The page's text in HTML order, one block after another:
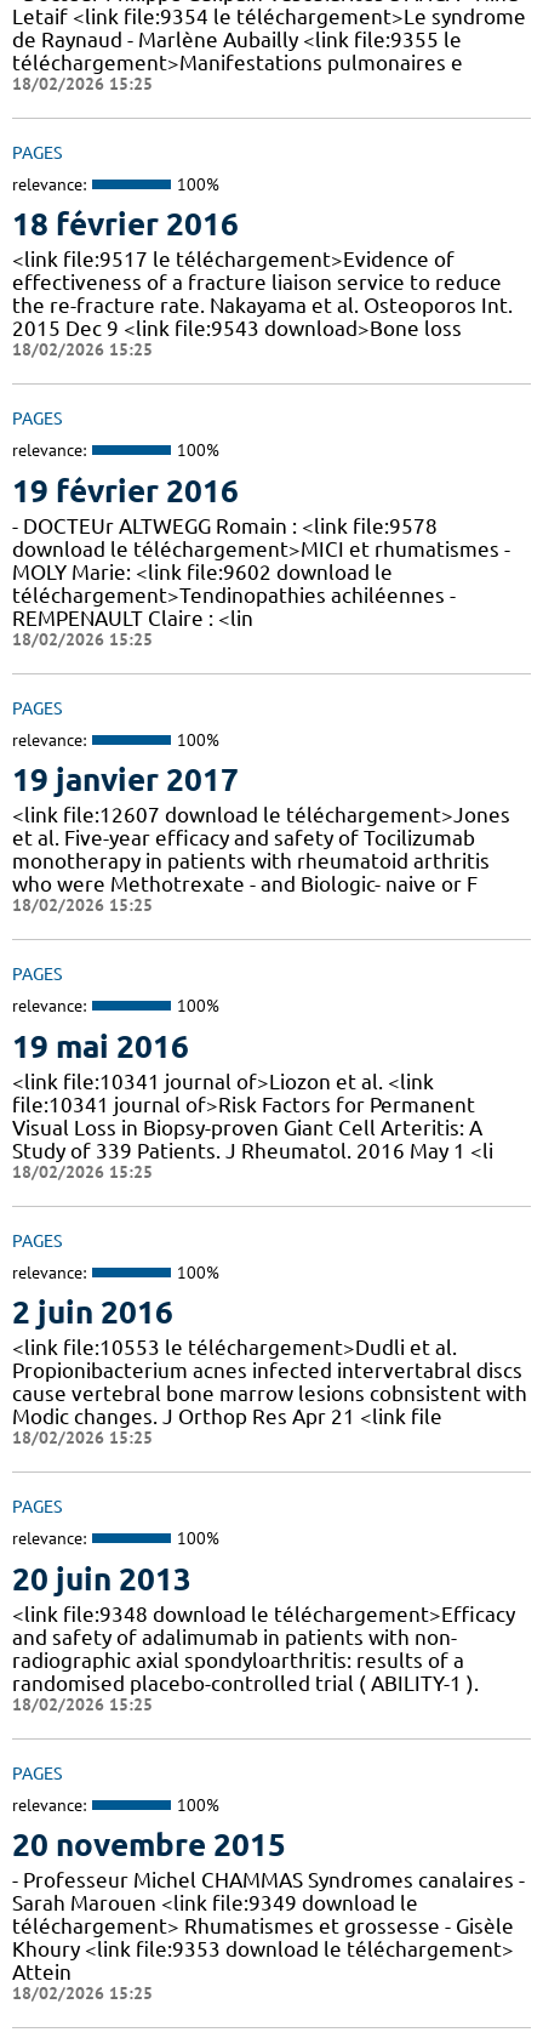
Letaif <link file:9354 le téléchargement>Le syndrome
de Raynaud - Marlène Aubailly <link file:9355 le
téléchargement>Manifestations pulmonaires e
18/02/2026 15:25
PAGES
relevance: 100%
18 février 2016
<link file:9517 le téléchargement>Evidence of
effectiveness of a fracture liaison service to reduce
the re-fracture rate. Nakayama et al. Osteoporos Int.
2015 Dec 9 <link file:9543 download>Bone loss
18/02/2026 15:25
PAGES
relevance: 100%
19 février 2016
- DOCTEUr ALTWEGG Romain : <link file:9578
download le téléchargement>MICI et rhumatismes -
MOLY Marie: <link file:9602 download le
téléchargement>Tendinopathies achiléennes -
REMPENAULT Claire : <lin
18/02/2026 15:25
PAGES
relevance: 100%
19 janvier 2017
<link file:12607 download le téléchargement>Jones
et al. Five-year efficacy and safety of Tocilizumab
monotherapy in patients with rheumatoid arthritis
who were Methotrexate - and Biologic- naive or F
18/02/2026 15:25
PAGES
relevance: 100%
19 mai 2016
<link file:10341 journal of>Liozon et al. <link
file:10341 journal of>Risk Factors for Permanent
Visual Loss in Biopsy-proven Giant Cell Arteritis: A
Study of 339 Patients. J Rheumatol. 2016 May 1 <li
18/02/2026 15:25
PAGES
relevance: 100%
2 juin 2016
<link file:10553 le téléchargement>Dudli et al.
Propionibacterium acnes infected intervertabral discs
cause vertebral bone marrow lesions cobnsistent with
Modic changes. J Orthop Res Apr 21 <link file
18/02/2026 15:25
PAGES
relevance: 100%
20 juin 2013
<link file:9348 download le téléchargement>Efficacy
and safety of adalimumab in patients with non-
radiographic axial spondyloarthritis: results of a
randomised placebo-controlled trial ( ABILITY-1 ).
18/02/2026 15:25
PAGES
relevance: 100%
20 novembre 2015
- Professeur Michel CHAMMAS Syndromes canalaires -
Sarah Marouen <link file:9349 download le
téléchargement> Rhumatismes et grossesse - Gisèle
Khoury <link file:9353 download le téléchargement>
Attein
18/02/2026 15:25